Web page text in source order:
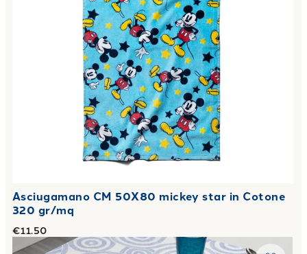
Asciugamano CM 50X80 mickey star in Cotone
320 gr/mq
€11.50
Link to "
Runner galassie Moderno in Saia di Cotone Giallino